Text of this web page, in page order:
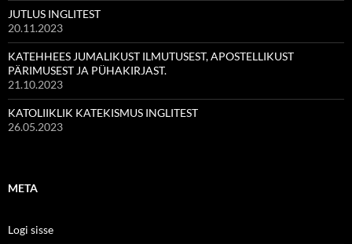
JUTLUS INGLITEST
20.11.2023
KATEHHEES JUMALIKUST ILMUTUSEST, APOSTELLIKUST
PÄRIMUSEST JA PÜHAKIRJAST.
21.10.2023
KATOLIIKLIK KATEKISMUS INGLITEST
26.05.2023
META
Logi sisse